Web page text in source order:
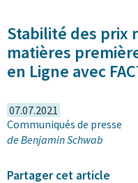
Stabilité des prix
matières
en Ligne avec
07.07.2021
Communiqués de presse
deBenjamin Schwab
Partager cet article